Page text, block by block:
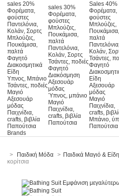
sales 20%
Φορέματα,
φούστες
Παντελόνια,
Κολάν, Σορτς
Μπλούζες,
Πουκάμισα,
παλτά
Φαγητό
Διακοσμητικά
Είδη
Υπνος, Μπάνιο
Τσάντες, ποδιές
Μαγιό
Αξεσουάρ
μόδας
Παιχνίδια,
crafts, βιβλία
Παπούτσια
sales 30%
Φορέματα,
φούστες
Μπλούζες,
Πουκάμισα,
παλτά
Παντελόνια,
Κολάν, Σορτς
Τσάντες, ποδιές
Φαγητό
Διακόσμηση
Αξεσουάρ
μόδας
Ύπνος, μπάνιο
Μαγιό
Παιχνίδια,
crafts, βιβλία
Παπούτσια
Sales 40%
Φορέματα,
φούστες
Μπλούζες,
Πουκάμισα,
παλτά
Κολάν,
Τσάντες,
Φαγητό
Είδη
Αξεσουάρ
μόδας
Μαγιό
Παιχνίδια,
crafts,
Μπάνιο,
Παπούτσια
Brands
> Παιδική Μόδα > Παιδικά Μαγιό &
κορίτσια
Εμφάνιση